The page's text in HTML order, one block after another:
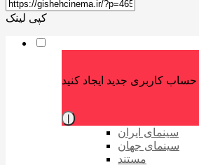
کپی لینک
سینمای ایران
سینمای جهان
مستند